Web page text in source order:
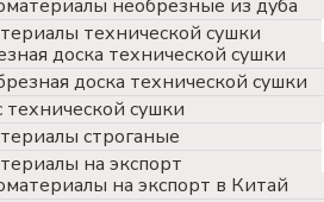
необрезные из дуба
технической сушки
доска технической сушки
доска технической сушки
технической сушки
строганые
на экспорт
на экспорт в Китай